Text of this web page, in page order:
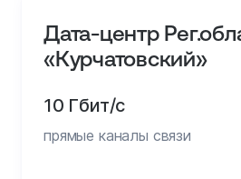
Дата-центр
«Курчатовский»
10 Гбит/с
прямые каналы связи